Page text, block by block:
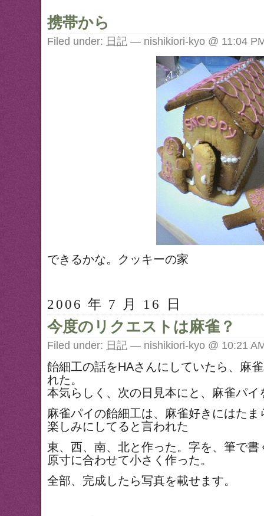
携帯から
Filed under: 日記 — nishikiori-kyo @ 11:04
できるかな。クッキーの家
2006 年 7 月 16 日
今度のリクエストは麻雀？
Filed under: 日記 — nishikiori-kyo @ 10:21
飴細工の話をHAさんにしていたら、麻
れた。
本気らしく、次の日見本にと、麻雀パイ
麻雀パイの飴細工は、麻雀好きにはたま
楽しみにしてると言われた
東、西、南、北と作った。字を、筆で書
原寸に合わせて小さく作った。
全部、完成したら写真を載せます。